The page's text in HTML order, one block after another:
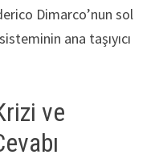
Dimarco’nun sol
ana taşıyıcı
ve